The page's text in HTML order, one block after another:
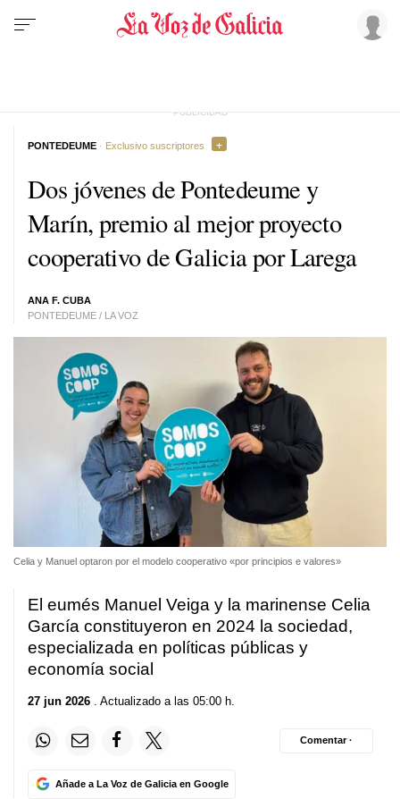
Dos jóvenes de Pontedeume y
Marín, premio al mejor proyecto
cooperativo de Galicia por Larega
ANA F. CUBA
PONTEDEUME / LA VOZ
PONTEDEUME · Exclusivo suscriptores
Celia y Manuel optaron por el modelo cooperativo «por principios e valores»
El eumés Manuel Veiga y la marinense Celia
García constituyeron en 2024 la sociedad,
especializada en políticas públicas y
economía social
27 jun 2026 . Actualizado a las 05:00 h.
Añade a La Voz de Galicia en Google
Comentar ·